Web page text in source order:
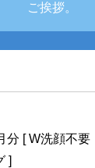
ご挨拶。
[ W洗顔不要
]